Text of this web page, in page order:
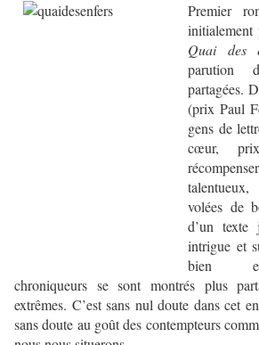
Premier
initialement
Quai des
parution
partagées.
(prix Paul
gens de
cœur,
volées de
d’un texte
intrigue et
bien
chroniqueurs se sont montrés plus
extrêmes. C’est sans nul doute dans cet
sans doute au goût des contempteurs